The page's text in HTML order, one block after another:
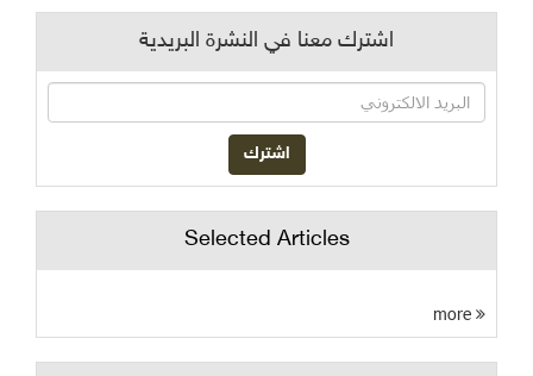
اشترك معنا في النشرة البريدية
Selected Articles